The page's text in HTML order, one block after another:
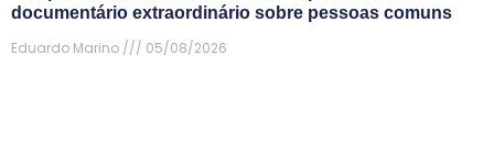
documentário extraordinário sobre pessoas comuns
Eduardo Marino
05/08/2026